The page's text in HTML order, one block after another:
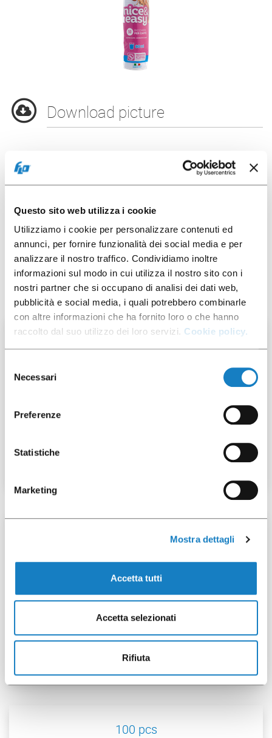
Questo sito web utilizza i cookie
Utilizziamo i cookie per personalizzare contenuti ed
annunci, per fornire funzionalità dei social media e per
analizzare il nostro traffico. Condividiamo inoltre
informazioni sul modo in cui utilizza il nostro sito con i
nostri partner che si occupano di analisi dei dati web,
pubblicità e social media, i quali potrebbero combinarle
con altre informazioni che ha fornito loro o che hanno
raccolto dal suo utilizzo dei loro servizi. Cookie policy.
delNecessari
Preferenze
Statistiche
Marketing
Mostra dettagli
Accetta tutti
Accetta selezionati
Rifiuta
Download picture
Packaging options
You may also be interested in:
100 pcs
Flat Lid PS for C.80cc/3oz
Flat Lid PS for C.80cc/3oz
100 pcs